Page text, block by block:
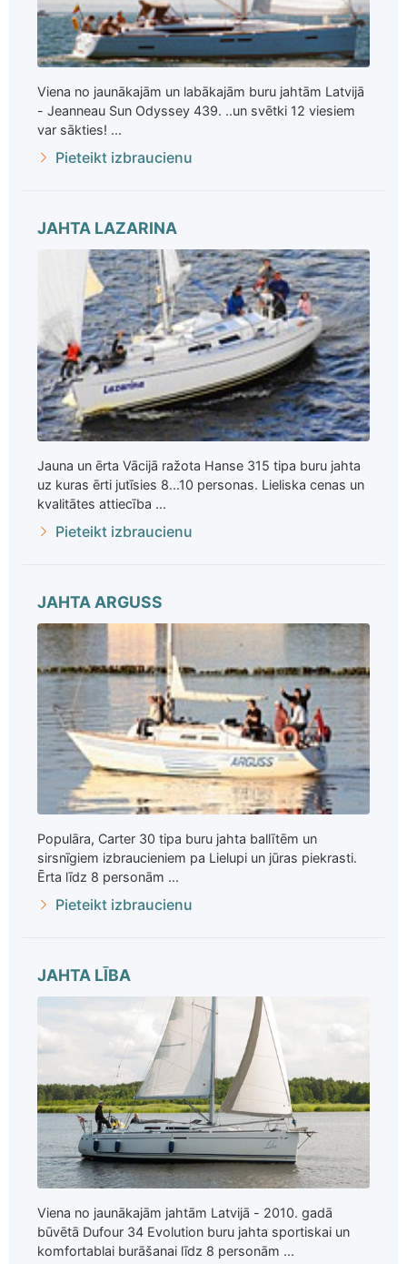
Viena no jaunākajām un labākajām buru jahtām Latvijā
- Jeanneau Sun Odyssey 439. ..un svētki 12 viesiem
var sākties! ...
Pieteikt izbraucienu
JAHTA LAZARINA
Jauna un ērta Vācijā ražota Hanse 315 tipa buru jahta
uz kuras ērti jutīsies 8...10 personas. Lieliska cenas un
kvalitātes attiecība ...
Pieteikt izbraucienu
JAHTA ARGUSS
Populāra, Carter 30 tipa buru jahta ballītēm un
sirsnīgiem izbraucieniem pa Lielupi un jūras piekrasti.
Ērta līdz 8 personām ...
Pieteikt izbraucienu
JAHTA LĪBA
Viena no jaunākajām jahtām Latvijā - 2010. gadā
būvētā Dufour 34 Evolution buru jahta sportiskai un
komfortablai burāšanai līdz 8 personām ...